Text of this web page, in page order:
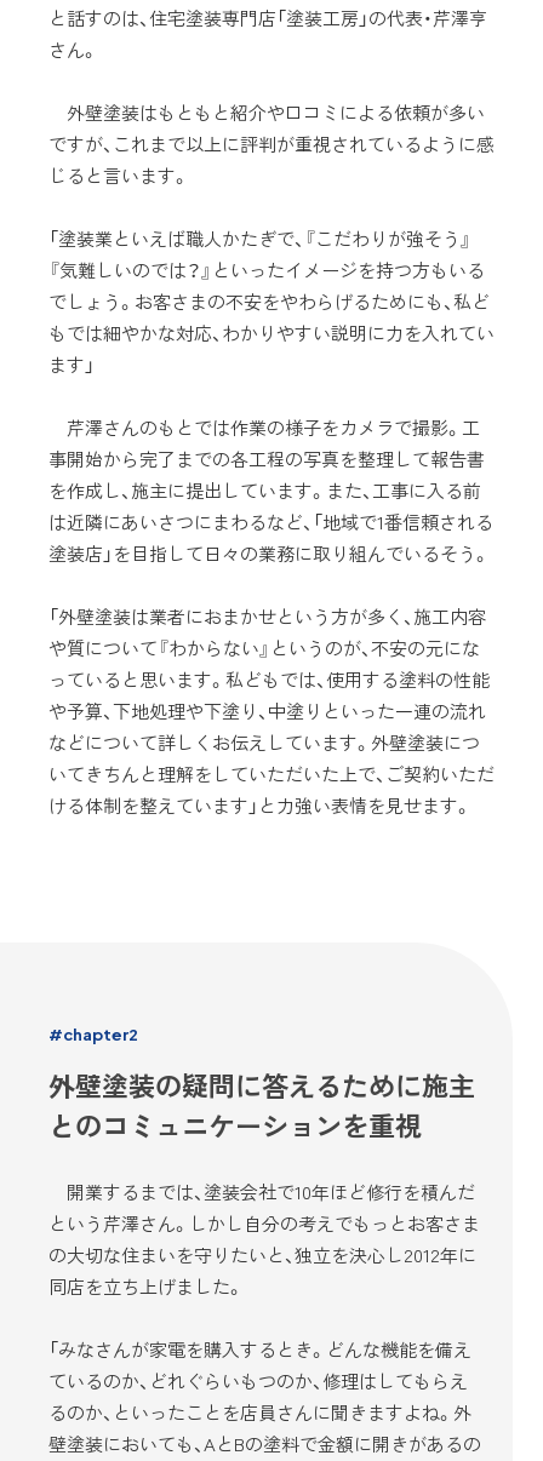
と話すのは、住宅塗装専門店「塗装工房」の代表・芹澤亨
さん。
外壁塗装はもともと紹介や口コミによる依頼が多い
ですが、これまで以上に評判が重視されているように感
じると言います。
「塗装業といえば職人かたぎで、『こだわりが強そう』
『気難しいのでは？』といったイメージを持つ方もいる
でしょう。お客さまの不安をやわらげるためにも、私ど
もでは細やかな対応、わかりやすい説明に力を入れてい
ます」
芹澤さんのもとでは作業の様子をカメラで撮影。工
事開始から完了までの各工程の写真を整理して報告書
を作成し、施主に提出しています。また、工事に入る前
は近隣にあいさつにまわるなど、「地域で1番信頼される
塗装店」を目指して日々の業務に取り組んでいるそう。
「外壁塗装は業者におまかせという方が多く、施工内容
や質について『わからない』というのが、不安の元にな
っていると思います。私どもでは、使用する塗料の性能
や予算、下地処理や下塗り、中塗りといった一連の流れ
などについて詳しくお伝えしています。外壁塗装につ
いてきちんと理解をしていただいた上で、ご契約いただ
ける体制を整えています」と力強い表情を見せます。
#chapter2
外壁塗装の疑問に答えるために施主
とのコミュニケーションを重視
開業するまでは、塗装会社で10年ほど修行を積んだ
という芹澤さん。しかし自分の考えでもっとお客さま
の大切な住まいを守りたいと、独立を決心し2012年に
同店を立ち上げました。
「みなさんが家電を購入するとき。どんな機能を備え
ているのか、どれぐらいもつのか、修理はしてもらえ
るのか、といったことを店員さんに聞きますよね。外
壁塗装においても、AとBの塗料で金額に開きがあるの